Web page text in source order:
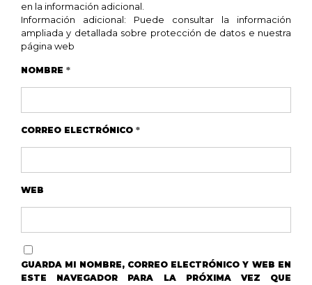
en la información adicional.
Información adicional: Puede consultar la información
ampliada y detallada sobre protección de datos e nuestra
página web
NOMBRE *
CORREO ELECTRÓNICO *
WEB
GUARDA MI NOMBRE, CORREO ELECTRÓNICO Y WEB EN
ESTE NAVEGADOR PARA LA PRÓXIMA VEZ QUE